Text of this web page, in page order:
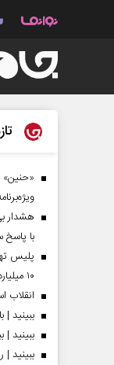
«حنین»
هشدار
با
پلیس
۱۰ میلیاردی خبر داد
انقلاب
ببینید
ببینید
ببینید